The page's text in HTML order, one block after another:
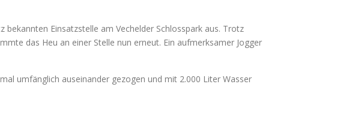
Einsatzstelle am Vechelder Schlosspark aus. Trotz
das Heu an einer Stelle nun erneut. Ein aufmerksamer Jogger
umfänglich auseinander gezogen und mit 2.000 Liter Wasser